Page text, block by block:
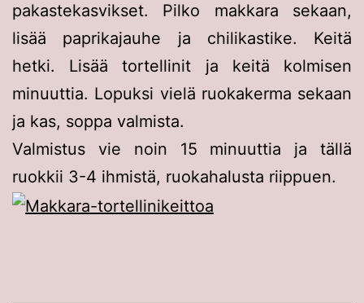
pakastekasvikset. Pilko makkara sekaan,
lisää paprikajauhe ja chilikastike. Keitä
hetki. Lisää tortellinit ja keitä kolmisen
minuuttia. Lopuksi vielä ruokakerma sekaan
ja kas, soppa valmista.
Valmistus vie noin 15 minuuttia ja tällä
ruokkii 3-4 ihmistä, ruokahalusta riippuen.